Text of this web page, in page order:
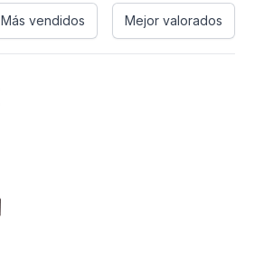
Más vendidos Mejor valorados